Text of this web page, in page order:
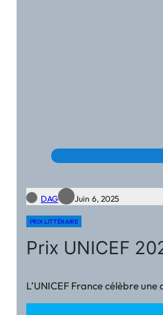
DAG Juin 6, 2025
PRIX LITTÉRAIRE
Prix UNICEF
L’UNICEF France célèbre